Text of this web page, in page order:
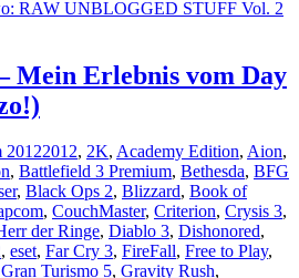
RAW UNBLOGGED STUFF Vol. 2
Mein Erlebnis vom Day
20122012, 2K, Academy Edition, Aion,
, Battlefield 3 Premium, Bethesda, BFG
, Black Ops 2, Blizzard, Book of
, CouchMaster, Criterion, Crysis 3,
der Ringe, Diablo 3, Dishonored,
, eset, Far Cry 3, FireFall, Free to Play,
Gran Turismo 5, Gravity Rush,